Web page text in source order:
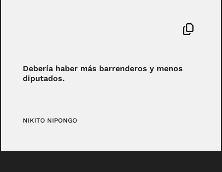
Debería haber más barrenderos y menos
diputados.
NIKITO NIPONGO